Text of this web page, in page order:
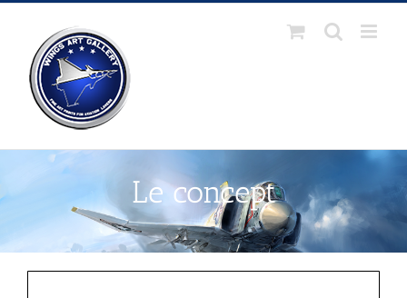
Passer
Le concept